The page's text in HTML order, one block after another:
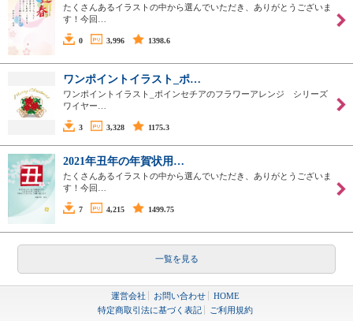
たくさんあるイラストの中から選んでいただき、ありがとうございま
す！今回…
0 3,996 1398.6
ワンポイントイラスト_ポ…
ワンポイントイラスト_ポインセチアのフラワーアレンジ シリーズ
ワイヤー…
3 3,328 1175.3
2021年丑年の年賀状用…
たくさんあるイラストの中から選んでいただき、ありがとうございま
す！今回…
7 4,215 1499.75
一覧を見る
運営会社 お問い合わせ
HOME
特定商取引法に基づく表記
ご利用規約